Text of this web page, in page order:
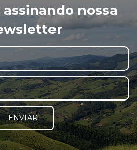
nossa
ENVIAR